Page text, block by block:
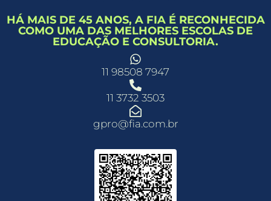
HÁ MAIS DE 45 ANOS, A FIA É RECONHECIDA
COMO UMA DAS MELHORES ESCOLAS DE
EDUCAÇÃO E CONSULTORIA.
11 98508 7947
11 3732 3503
gpro@fia.com.br